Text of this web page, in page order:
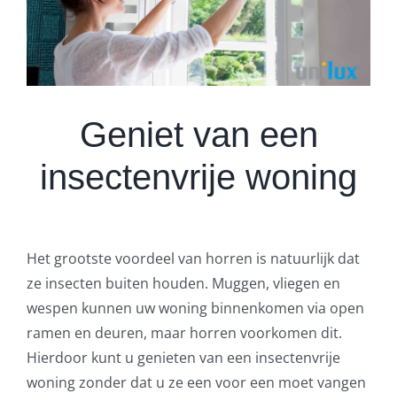
Geniet van een
insectenvrije woning
Het grootste voordeel van horren is natuurlijk dat
ze insecten buiten houden. Muggen, vliegen en
wespen kunnen uw woning binnenkomen via open
ramen en deuren, maar horren voorkomen dit.
Hierdoor kunt u genieten van een insectenvrije
woning zonder dat u ze een voor een moet vangen